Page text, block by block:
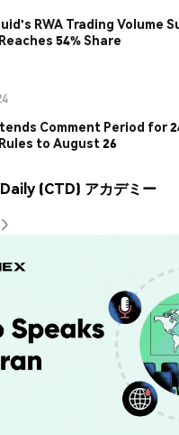
RWA Trading Volume
54% Share
Comment Period for
to August 26
(CTD) アカデミー